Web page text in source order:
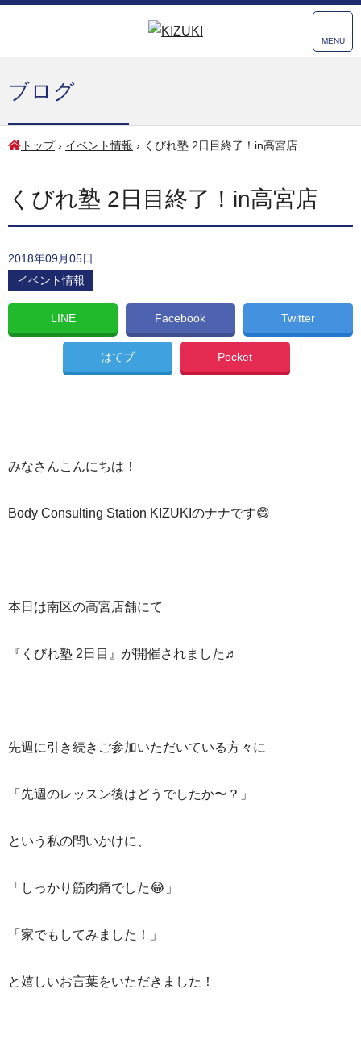
MENU
ブログ
トップ› イベント情報 › くびれ塾 2日目終了！in高宮店
くびれ塾 2日目終了！in高宮店
2018年09月05日
イベント情報
LINE Facebook Twitter
はてブ Pocket
みなさんこんにちは！
Body Consulting Station KIZUKIのナナです😄
本日は南区の高宮店舗にて
『くびれ塾 2日目』が開催されました♬
先週に引き続きご参加いただいている方々に
「先週のレッスン後はどうでしたか〜？」
という私の問いかけに、
「しっかり筋肉痛でした😂」
「家でもしてみました！」
と嬉しいお言葉をいただきました！